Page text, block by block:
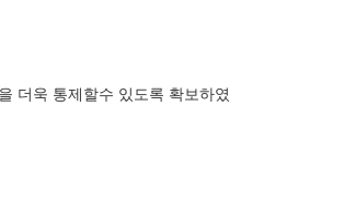
더욱 통제할수 있도록 확보하였